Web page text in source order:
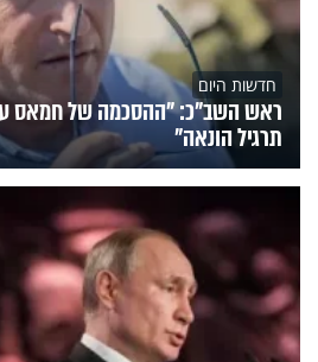
חדשות היום
ראש השב"כ: "ההסכמה של חמאס
תרגיל הונאה"